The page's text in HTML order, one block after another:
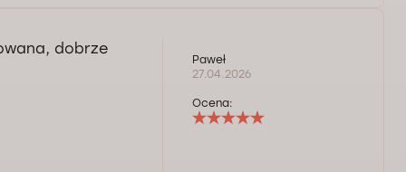
dobrze
Paweł
27.04.2026
Ocena: